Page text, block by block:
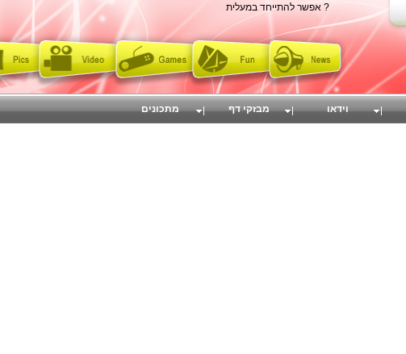
? אפשר להתייחד במעלית
וידאו מבזקי דף מתכונים